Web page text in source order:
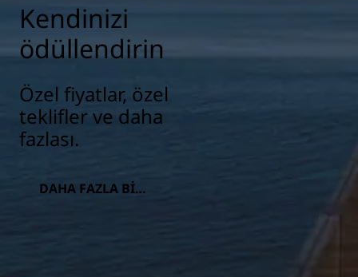
Kendinizi
ödüllendirin
Özel fiyatlar, özel
teklifler ve daha
fazlası.
DAHA FAZLA BILG